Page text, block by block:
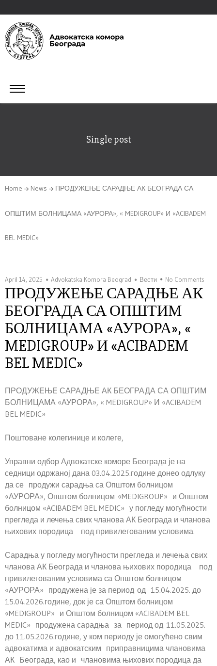
Single post
Home News ПРОДУЖЕЊЕ САРАДЊЕ АК БЕОГРАДА СА
ОПШТИМ БОЛНИЦАМА «АУРОРА», « MEDIGROUP» И «ACIBADEM
BEL MEDIC»
April 14, 2025 Advokatska Komora Beograd Вести No Comments
ПРОДУЖЕЊЕ САРАДЊЕ АК
БЕОГРАДА СА ОПШТИМ
БОЛНИЦАМА «АУРОРА», «
MEDIGROUP» И «ACIBADEM
BEL MEDIC»
ПРОДУЖЕЊЕ САРАДЊЕ АК БЕОГРАДА СА ОПШТИМ
БОЛНИЦАМА «АУРОРА», « MEDIGROUP» И «ACIBADEM
BEL MEDIC»
Поштоване колегинице и колеге,
Управни одбор Адвокатске коморе Београда је на
седници одржаној дана 03.04.2025.године донео одлуку
да се продужи сарадња са Општом болницом
«АУРОРА», Општом болницом «MEDIGROUP» и Општом
болницом «ACIBADEM BEL MEDIC» у погледу могућности
прегледа и лечења свих чланова АК Београда и чланова
њихових породица под привилегованим условима.
Сарадња у погледу могућности прегледа и лечења свих
чланова АК Београда и чланова њихових породица под
привилегованим условима са Општом болницом
«АУРОРА» продужена је за период од 15.04.2025. до
15.04.2026.године, док је са Општом болницом
«MEDIGROUP» и Општом болницом «ACIBADEM BEL
MEDIC» продужена сарадња за период од 11.05.2025.
до 11.05.2026.године, у ком периоду је омогућено свим
адвокатима и адвокатским приправницима члановима
АК Београда, као и члановима њихових породица да